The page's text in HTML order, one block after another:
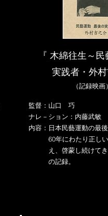
『 木綿往生～ 民
実践者・外村
（記録映
監督：山口 巧
ナレ－ション：内藤武敏
内容：日本民藝運動の最
60年にわたり正しい
え、啓蒙し続けてき
の記録。